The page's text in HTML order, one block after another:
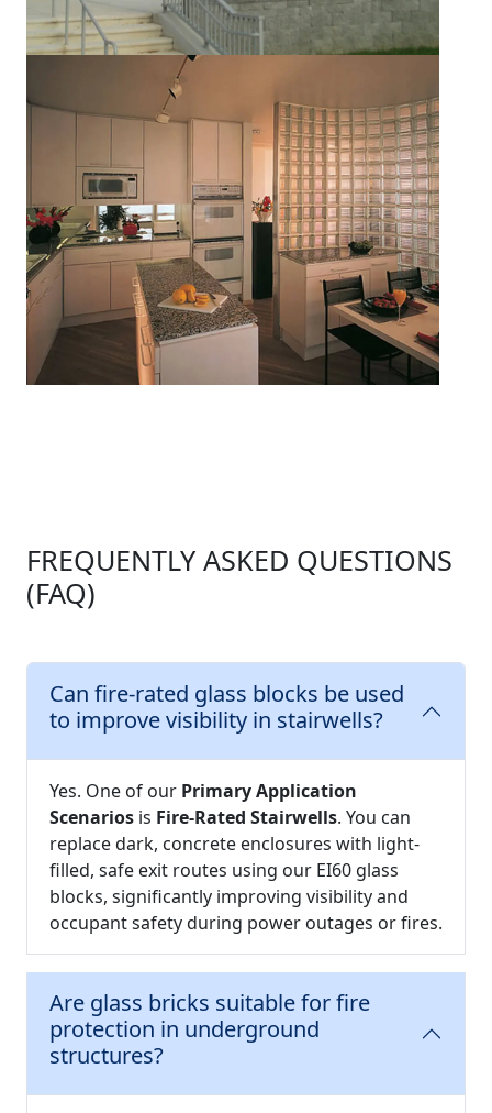
FREQUENTLY ASKED QUESTIONS
(FAQ)
Can fire-rated glass blocks be used
to improve visibility in stairwells?
Yes. One of our Primary Application
Scenarios is Fire-Rated Stairwells. You can
replace dark, concrete enclosures with light-
filled, safe exit routes using our EI60 glass
blocks, significantly improving visibility and
occupant safety during power outages or fires.
Are glass bricks suitable for fire
protection in underground
structures?